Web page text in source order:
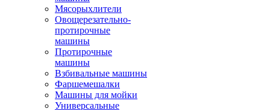
Мясорыхлители
Овощерезательно-
протирочные
машины
Протирочные
машины
Взбивальные машины
Фаршемешалки
Машины для мойки
Универсальные